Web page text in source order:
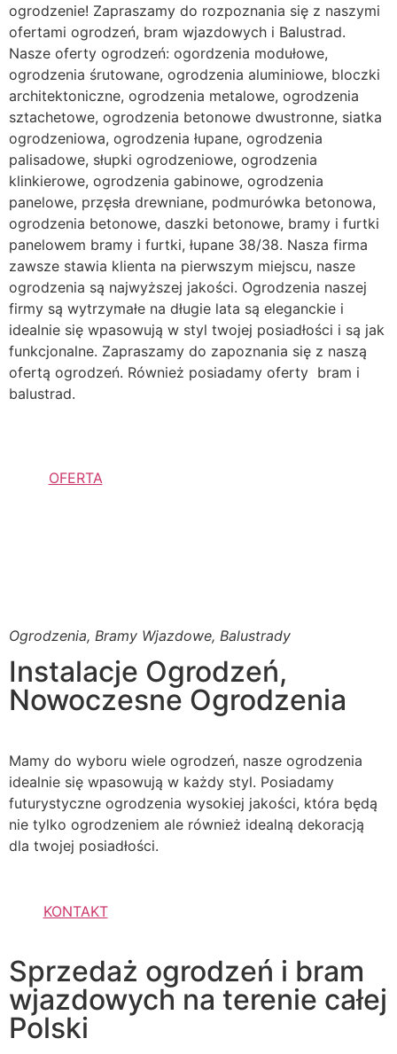
ogrodzenie! Zapraszamy do rozpoznania się z naszymi
ofertami ogrodzeń, bram wjazdowych i Balustrad.
Nasze oferty ogrodzeń: ogordzenia modułowe,
ogrodzenia śrutowane, ogrodzenia aluminiowe, bloczki
architektoniczne, ogrodzenia metalowe, ogrodzenia
sztachetowe, ogrodzenia betonowe dwustronne, siatka
ogrodzeniowa, ogrodzenia łupane, ogrodzenia
palisadowe, słupki ogrodzeniowe, ogrodzenia
klinkierowe, ogrodzenia gabinowe, ogrodzenia
panelowe, przęsła drewniane, podmurówka betonowa,
ogrodzenia betonowe, daszki betonowe, bramy i furtki
panelowem bramy i furtki, łupane 38/38. Nasza firma
zawsze stawia klienta na pierwszym miejscu, nasze
ogrodzenia są najwyższej jakości. Ogrodzenia naszej
firmy są wytrzymałe na długie lata są eleganckie i
idealnie się wpasowują w styl twojej posiadłości i są jak
funkcjonalne. Zapraszamy do zapoznania się z naszą
ofertą ogrodzeń. Również posiadamy oferty bram i
balustrad.
OFERTA
Ogrodzenia, Bramy Wjazdowe, Balustrady
Instalacje Ogrodzeń,
Nowoczesne Ogrodzenia
Mamy do wyboru wiele ogrodzeń, nasze ogrodzenia
idealnie się wpasowują w każdy styl. Posiadamy
futurystyczne ogrodzenia wysokiej jakości, która będą
nie tylko ogrodzeniem ale również idealną dekoracją
dla twojej posiadłości.
KONTAKT
Sprzedaż ogrodzeń i bram
wjazdowych na terenie całej
Polski